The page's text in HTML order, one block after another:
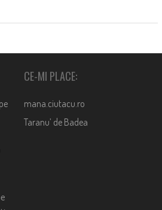
CE-MI PLACE:
mana.ciutacu.ro
Taranu’ de Badea